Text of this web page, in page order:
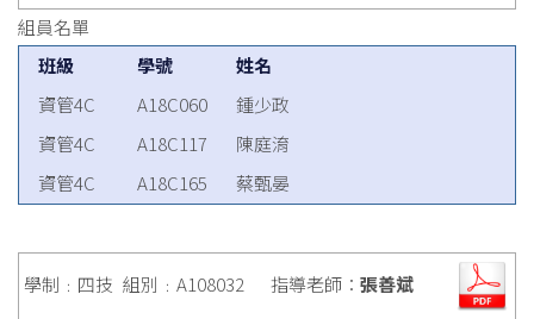
組員名單
班級
學號
姓名
資管4C
A18C060
鍾少政
資管4C
A18C117
陳庭淯
資管4C
A18C165 蔡甄晏
學制﹕四技 組別﹕A108032 指導老師： 張善斌